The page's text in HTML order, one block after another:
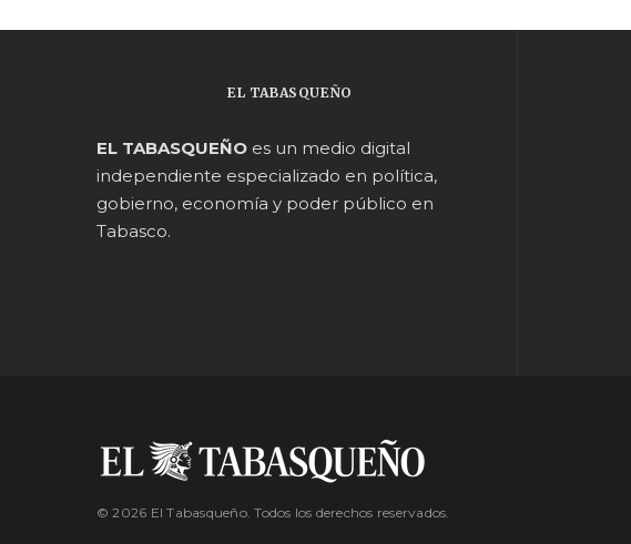
EL TABASQUEÑO
EL TABASQUEÑO es un medio digital
independiente especializado en política,
gobierno, economía y poder público en
Tabasco.
© 2026 El Tabasqueño. Todos los derechos reservados.